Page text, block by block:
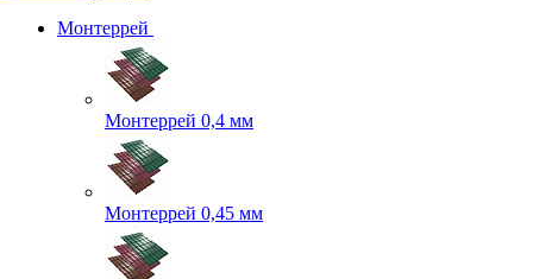
Монтеррей
Монтеррей 0,4 мм
Монтеррей 0,45 мм